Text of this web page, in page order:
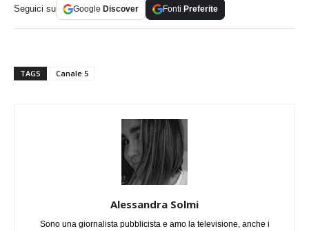
Seguici su Google Discover Fonti Preferite
TAGS Canale 5
Alessandra Solmi
Sono una giornalista pubblicista e amo la televisione, anche i